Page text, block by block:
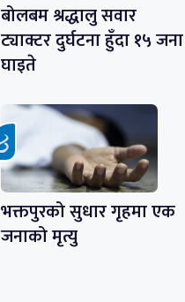
बोलबम श्रद्धालु सवार
ट्याक्टर दुर्घटना हुँदा १५ जना
घाइते
भक्तपुरको सुधार गृहमा एक
जनाको मृत्यु